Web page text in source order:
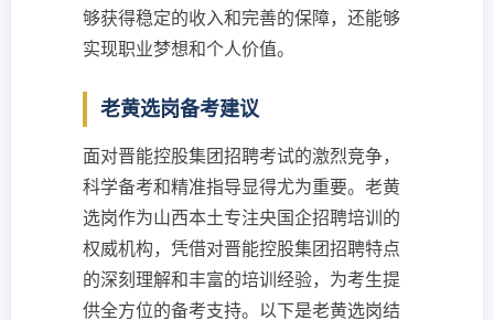
够获得稳定的收入和完善的保障，还能够
实现职业梦想和个人价值。
老黄选岗备考建议
面对晋能控股集团招聘考试的激烈竞争，
科学备考和精准指导显得尤为重要。老黄
选岗作为山西本土专注央国企招聘培训的
权威机构，凭借对晋能控股集团招聘特点
的深刻理解和丰富的培训经验，为考生提
供全方位的备考支持。以下是老黄选岗结